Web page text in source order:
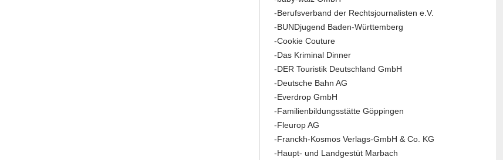
-Berufsverband der Rechtsjournalisten e.V.
-BUNDjugend Baden-Württemberg
-Cookie Couture
-Das Kriminal Dinner
-DER Touristik Deutschland GmbH
-Deutsche Bahn AG
-Everdrop GmbH
-Familienbildungsstätte Göppingen
-Fleurop AG
-Franckh-Kosmos Verlags-GmbH & Co. KG
-Haupt- und Landgestüt Marbach